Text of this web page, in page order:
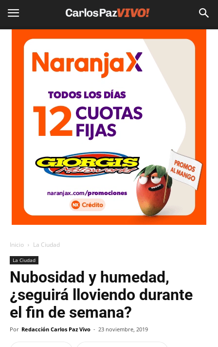
Inicio La Ciudad
La Ciudad
Nubosidad y humedad,
¿seguirá lloviendo durante
el fin de semana?
Por Redacción Carlos Paz Vivo - 23 noviembre, 2019